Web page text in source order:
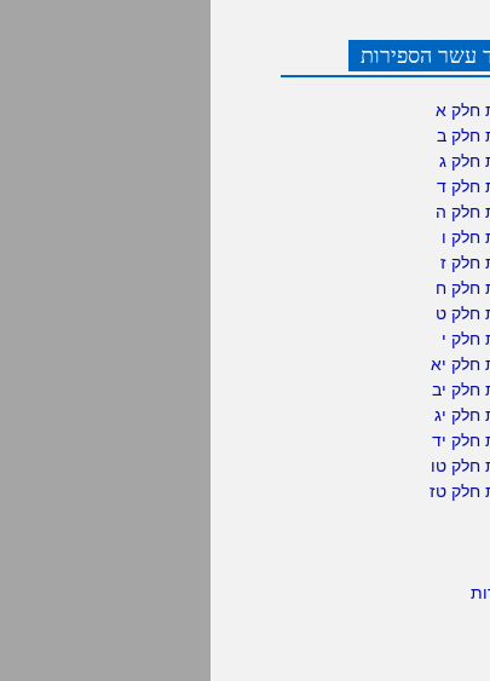
עשר הספירות
חלק א
חלק ב
חלק ג
חלק ד
חלק ה
חלק ו
חלק ז
חלק ח
חלק ט
חלק י
חלק יא
חלק יב
חלק יג
חלק יד
חלק טו
חלק טז